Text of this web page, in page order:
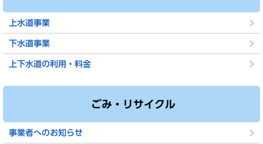
上水道事業
下水道事業
上下水道の利用・料金
ごみ・リサイクル
事業者へのお知らせ